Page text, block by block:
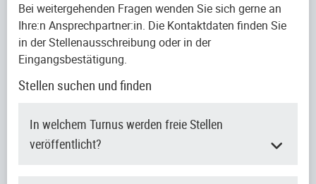
Bei weitergehenden Fragen wenden Sie sich gerne an
Ihre:n Ansprechpartner:in. Die Kontaktdaten finden Sie
in der Stellenausschreibung oder in der
Eingangsbestätigung.
Stellen suchen und finden
In welchem Turnus werden freie Stellen
veröffentlicht?